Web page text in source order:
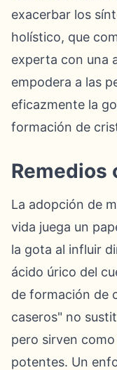
exacerbar los
holístico, que
experta con una
empodera a las
eficazmente la
formación de
Remedios
La adopción de
vida juega un
la gota al influir
ácido úrico del
de formación de
caseros" no
pero sirven
potentes. Un